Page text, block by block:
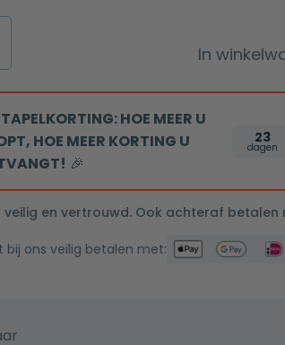
In
HOE MEER U
HOE MEER KORTING U
🎉
23
dagen
veilig en vertrouwd. Ook achteraf betalen
bij ons veilig betalen met: